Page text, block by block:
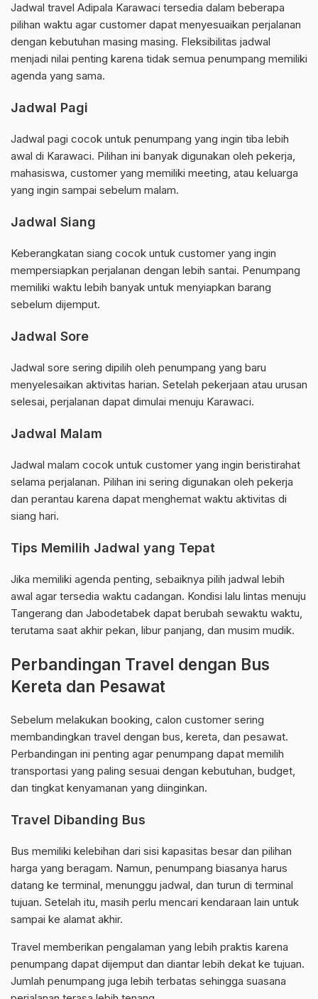
Jadwal travel Adipala Karawaci tersedia dalam beberapa
pilihan waktu agar customer dapat menyesuaikan perjalanan
dengan kebutuhan masing masing. Fleksibilitas jadwal
menjadi nilai penting karena tidak semua penumpang memiliki
agenda yang sama.
Jadwal Pagi
Jadwal pagi cocok untuk penumpang yang ingin tiba lebih
awal di Karawaci. Pilihan ini banyak digunakan oleh pekerja,
mahasiswa, customer yang memiliki meeting, atau keluarga
yang ingin sampai sebelum malam.
Jadwal Siang
Keberangkatan siang cocok untuk customer yang ingin
mempersiapkan perjalanan dengan lebih santai. Penumpang
memiliki waktu lebih banyak untuk menyiapkan barang
sebelum dijemput.
Jadwal Sore
Jadwal sore sering dipilih oleh penumpang yang baru
menyelesaikan aktivitas harian. Setelah pekerjaan atau urusan
selesai, perjalanan dapat dimulai menuju Karawaci.
Jadwal Malam
Jadwal malam cocok untuk customer yang ingin beristirahat
selama perjalanan. Pilihan ini sering digunakan oleh pekerja
dan perantau karena dapat menghemat waktu aktivitas di
siang hari.
Tips Memilih Jadwal yang Tepat
Jika memiliki agenda penting, sebaiknya pilih jadwal lebih
awal agar tersedia waktu cadangan. Kondisi lalu lintas menuju
Tangerang dan Jabodetabek dapat berubah sewaktu waktu,
terutama saat akhir pekan, libur panjang, dan musim mudik.
Perbandingan Travel dengan Bus
Kereta dan Pesawat
Sebelum melakukan booking, calon customer sering
membandingkan travel dengan bus, kereta, dan pesawat.
Perbandingan ini penting agar penumpang dapat memilih
transportasi yang paling sesuai dengan kebutuhan, budget,
dan tingkat kenyamanan yang diinginkan.
Travel Dibanding Bus
Bus memiliki kelebihan dari sisi kapasitas besar dan pilihan
harga yang beragam. Namun, penumpang biasanya harus
datang ke terminal, menunggu jadwal, dan turun di terminal
tujuan. Setelah itu, masih perlu mencari kendaraan lain untuk
sampai ke alamat akhir.
Travel memberikan pengalaman yang lebih praktis karena
penumpang dapat dijemput dan diantar lebih dekat ke tujuan.
Jumlah penumpang juga lebih terbatas sehingga suasana